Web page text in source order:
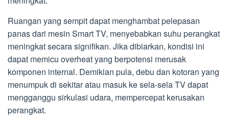
Ruangan yang sempit dapat menghambat pelepasan
panas dari mesin Smart TV, menyebabkan suhu perangkat
meningkat secara signifikan. Jika dibiarkan, kondisi ini
dapat memicu overheat yang berpotensi merusak
komponen internal. Demikian pula, debu dan kotoran yang
menumpuk di sekitar atau masuk ke sela-sela TV dapat
mengganggu sirkulasi udara, mempercepat kerusakan
perangkat.